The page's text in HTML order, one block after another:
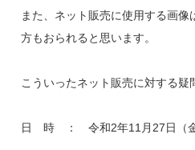
また、ネット販売に使用する画
方もおられると思います。
こういったネット販売に対する疑
日 時 ： 令和2年11月27日（金